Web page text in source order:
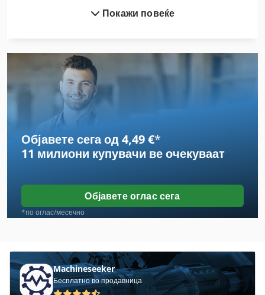
Case Ih 744
Case Ih 745 Xl
Case Ih 745 Xla
Case Ih 833 A
Case Ih 844 S
Case Ih 844 Xla
Case Ih 886
Case Ih 8930
Case Ih 9180
Покажи повеќе
Објавете сега од 4,49 €*
11 милиони купувачи ве очекуваат
Објавете оглас сега
*по оглас/месечно
Machineseeker
Бесплатно во продавница